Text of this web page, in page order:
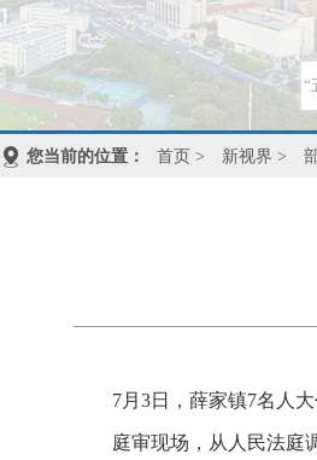
您当前的位置： 首页 > 新视界 >
7月3日，薛家镇7名人
庭审现场，从人民法庭